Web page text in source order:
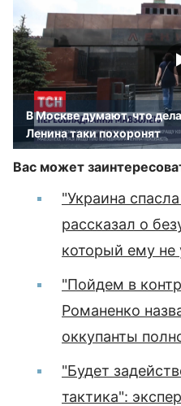
В Москве думают, что
Ленина таки похоронят
Вас может
"Украина
рассказал о
который ему не
"Пойдем в
Романенко
оккупанты
"Будет
тактика":